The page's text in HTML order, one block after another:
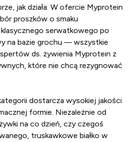
jak działa. W ofercie Myprotein
proszków o smaku
serwatkowego po
na bazie grochu — wszystkie
ds. żywienia Myprotein z
które nie chcą rezygnować
dostarcza wysokiej jakości
formie. Niezależnie od
na co dzień, czy czegoś
truskawkowe białko w